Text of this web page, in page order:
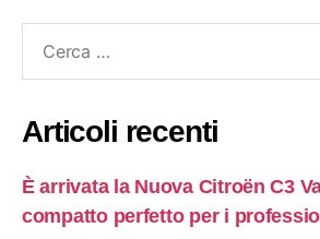
Articoli recenti
È arrivata la Nuova Citroën C3
compatto perfetto per i